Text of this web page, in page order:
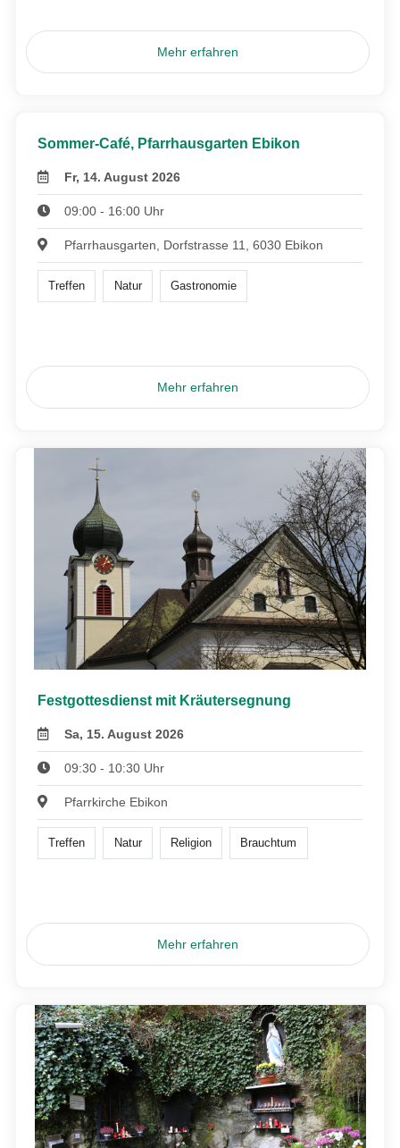
Mehr erfahren
Sommer-Café, Pfarrhausgarten Ebikon
Fr, 14. August 2026
09:00 - 16:00 Uhr
Pfarrhausgarten, Dorfstrasse 11, 6030 Ebikon
Treffen Natur Gastronomie
Mehr erfahren
Festgottesdienst mit Kräutersegnung
Sa, 15. August 2026
09:30 - 10:30 Uhr
Pfarrkirche Ebikon
Treffen Natur Religion Brauchtum
Mehr erfahren